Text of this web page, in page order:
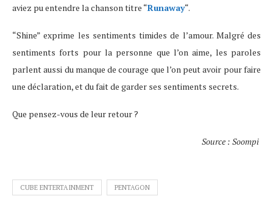
aviez pu entendre la chanson titre “Runaway“.
“Shine” exprime les sentiments timides de l’amour. Malgré des
sentiments forts pour la personne que l’on aime, les paroles
parlent aussi du manque de courage que l’on peut avoir pour faire
une déclaration, et du fait de garder ses sentiments secrets.
Que pensez-vous de leur retour ?
Source : Soompi
CUBE ENTERTAINMENT PENTAGON